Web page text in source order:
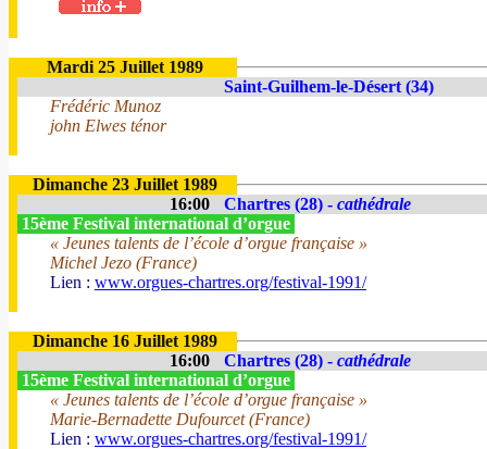
Mardi 25 Juillet 1989
Saint-Guilhem-le-Désert (34)
Frédéric Munoz
john Elwes ténor
Dimanche 23 Juillet 1989
16:00
Chartres (28) - cathédrale
15ème Festival international d’orgue
« Jeunes talents de l’école d’orgue française »
Michel Jezo (France)
Lien : www.orgues-chartres.org/festival-1991/
Dimanche 16 Juillet 1989
16:00
Chartres (28) - cathédrale
15ème Festival international d’orgue
« Jeunes talents de l’école d’orgue française »
Marie-Bernadette Dufourcet (France)
Lien : www.orgues-chartres.org/festival-1991/